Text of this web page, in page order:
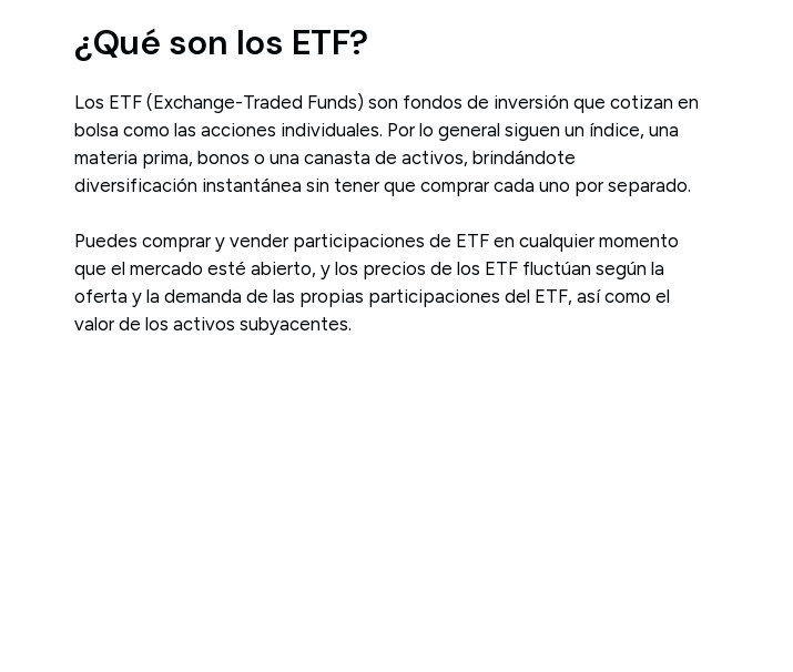
¿Qué son los ETF?
Los ETF (Exchange-Traded Funds) son fondos de inversión que cotizan en
bolsa como las acciones individuales. Por lo general siguen un índice, una
materia prima, bonos o una canasta de activos, brindándote
diversificación instantánea sin tener que comprar cada uno por separado.
Puedes comprar y vender participaciones de ETF en cualquier momento
que el mercado esté abierto, y los precios de los ETF fluctúan según la
oferta y la demanda de las propias participaciones del ETF, así como el
valor de los activos subyacentes.